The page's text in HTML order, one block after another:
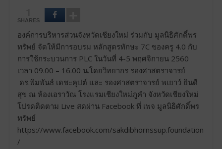
SHARES
องค์การบริหารส่วนจังหวัดเชียงใหม่ ร่วมกับ มูลนิธิศักดิ์พร
ทรัพย์ จัดให้มีการอบรม หลักสูตรทักษะ 7C ของครู 4.0 กับ
การใช้กระบวนการ PLC ในวันที่ 4-5 พฤศจิกายน 2560
เวลา 09.00 – 16.00 น.โดยวิทยากร รองศาสตราจารย์
ดร.พิมพันธ์ เดชะคุปต์ และ รองศาสตราจารย์ พเยาว์ ยินดี
สุข ณ ห้องเอราวัณ โรงแรมเชียงใหม่ภูคำ จังหวัดเชียงใหม่
โปรดติดตาม Live สดผ่าน Facebook ที่ เพจ มูลนิธิศักดิ์พร
ทรัพย์
https://www.facebook.com/sakdibhornssup.foundation
/